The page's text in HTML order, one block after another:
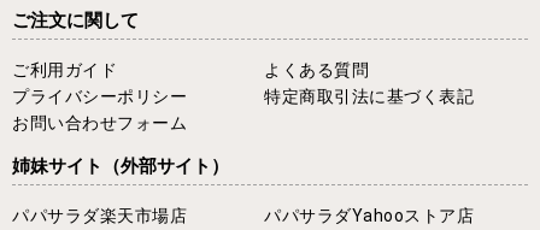
ご注文に関して
ご利用ガイド
よくある質問
プライバシーポリシー
特定商取引法に基づく表記
お問い合わせフォーム
姉妹サイト （外部サイト）
パパサラダ楽天市場店
パパサラダYahooストア店